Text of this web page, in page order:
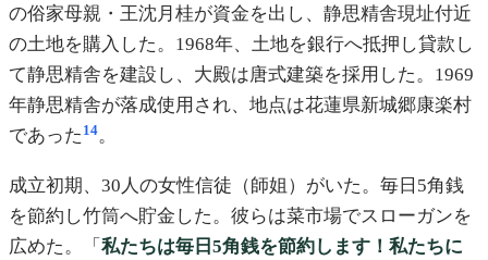
の俗家母親・王沈月桂が資金を出し、静思精舎現址付近
の土地を購入した。1968年、土地を銀行へ抵押し貸款し
て静思精舎を建設し、大殿は唐式建築を採用した。1969
年静思精舎が落成使用され、地点は花蓮県新城郷康楽村
であった 14。
成立初期、30人の女性信徒（師姐）がいた。毎日5角銭
を節約し竹筒へ貯金した。彼らは菜市場でスローガンを
広めた。「 私たちは毎日5角銭を節約します！私たちに